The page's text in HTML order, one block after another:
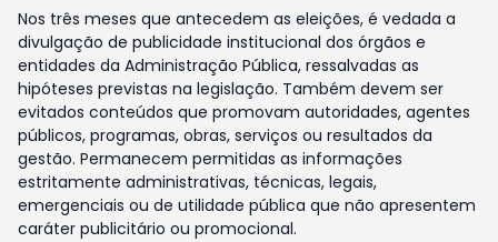
Nos três meses que antecedem as eleições, é vedada a
divulgação de publicidade institucional dos órgãos e
entidades da Administração Pública, ressalvadas as
hipóteses previstas na legislação. Também devem ser
evitados conteúdos que promovam autoridades, agentes
públicos, programas, obras, serviços ou resultados da
gestão. Permanecem permitidas as informações
estritamente administrativas, técnicas, legais,
emergenciais ou de utilidade pública que não apresentem
caráter publicitário ou promocional.